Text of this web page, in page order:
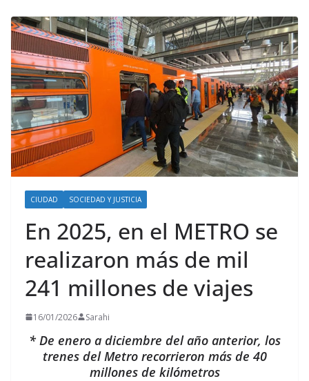
CIUDAD SOCIEDAD Y JUSTICIA
En 2025, en el METRO se
realizaron más de mil
241 millones de viajes
16/01/2026 Sarahi
* De enero a diciembre del año anterior, los
trenes del Metro recorrieron más de 40
millones de kilómetros